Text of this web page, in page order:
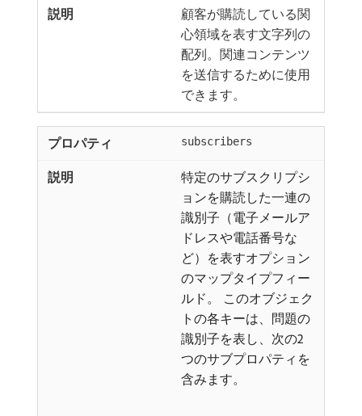
顧客が購読している関
心領域を表す文字列の
配列。関連コンテンツ
を送信するために使用
できます。
subscribers
特定のサブスクリプシ
ョンを購読した一連の
識別子（電子メールア
ドレスや電話番号な
ど）を表すオプション
のマップタイプフィー
ルド。 このオブジェク
トの各キーは、問題の
識別子を表し、次の2
つのサブプロパティを
含みます。